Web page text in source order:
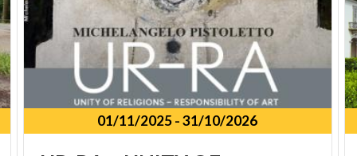
01/11/2025-31/10/2026